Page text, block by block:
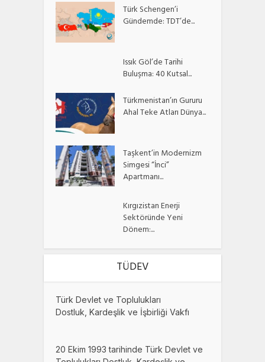
Türk Schengen’i
Gündemde: TDT’de...
Issık Göl’de Tarihi
Buluşma: 40 Kutsal...
Türkmenistan’ın Gururu
Ahal Teke Atları Dünya...
Taşkent’in Modernizm
Simgesi “İnci”
Apartmanı...
Kırgızistan Enerji
Sektöründe Yeni
Dönem:...
TÜDEV
Türk Devlet ve Toplulukları
Dostluk, Kardeşlik ve İşbirliği Vakfı
20 Ekim 1993 tarihinde Türk Devlet ve